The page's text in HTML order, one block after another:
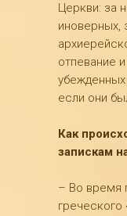
Церкви: за
иноверных,
отпевание
убежденных
если они
Как
запискам
– Во время
греческого